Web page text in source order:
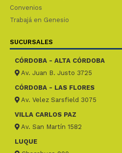
Convenios
Trabajá en Genesio
SUCURSALES
CÓRDOBA - ALTA CÓRDOBA
Av. Juan B. Justo 3725
CÓRDOBA - LAS FLORES
Av. Velez Sarsfield 3075
VILLA CARLOS PAZ
Av. San Martín 1582
LUQUE